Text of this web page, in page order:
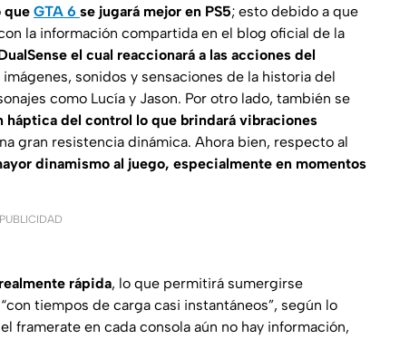
que GTA 6 se jugará mejor en PS5; esto debido a que
la información compartida en el blog oficial de la
el cual reaccionará a las acciones del
sonidos y sensaciones de la historia del
como Lucía y Jason. Por otro lado, también se
háptica del control lo que brindará vibraciones
gran resistencia dinámica. Ahora bien, respecto al
dinamismo al juego, especialmente en momentos
PUBLICIDAD
rápida, lo que permitirá sumergirse
tiempos de carga casi instantáneos”, según lo
framerate en cada consola aún no hay información,